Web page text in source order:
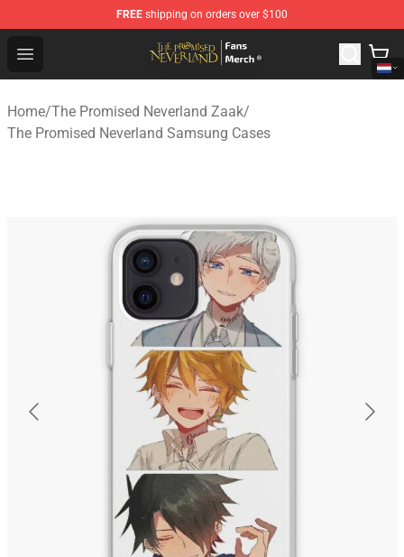
FREE shipping on orders over $100
Open menu
The Promised Neverland Store - Official The Promised
Home/The Promised Neverland Zaak/
The Promised Neverland Samsung Cases